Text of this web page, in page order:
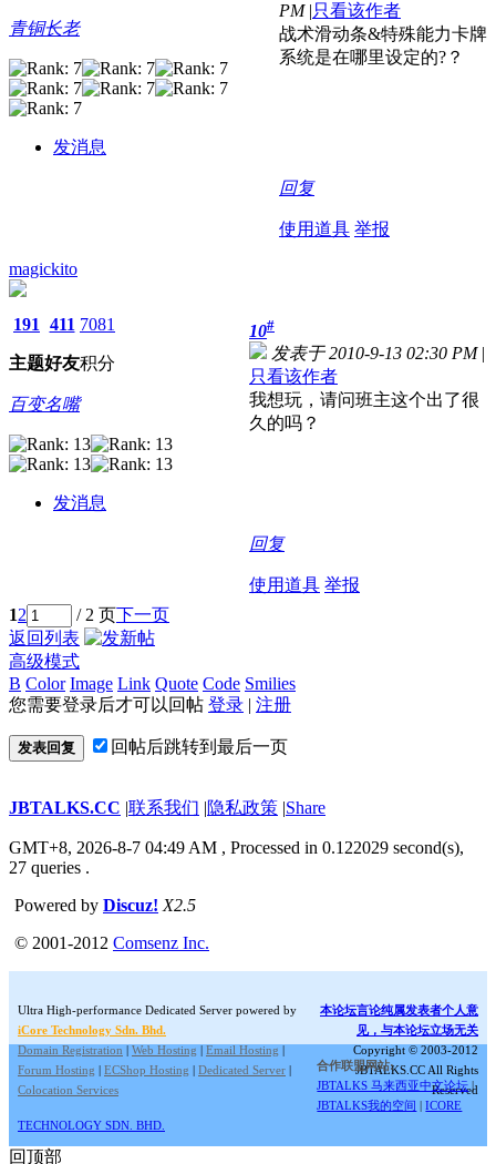
青铜长老
发消息
PM |只看该作者
战术滑动条&特殊能力卡牌
系统是在哪里设定的?？
回复
使用道具 举报
magickito
191
主题
411
好友
7081
积分
百变名嘴
发消息
10#
发表于 2010-9-13 02:30 PM |
只看该作者
我想玩，请问班主这个出了很
久的吗？
回复
使用道具 举报
12 / 2 页下一页
返回列表
高级模式
B Color Image Link Quote Code Smilies
您需要登录后才可以回帖 登录 | 注册
发表回复 回帖后跳转到最后一页
JBTALKS.CC |联系我们 |隐私政策 |Share
GMT+8, 2026-8-7 04:49 AM , Processed in 0.122029 second(s),
27 queries .
Powered by Discuz! X2.5
© 2001-2012 Comsenz Inc.
Ultra High-performance Dedicated Server powered by
iCore Technology Sdn. Bhd.
Domain Registration | Web Hosting | Email Hosting |
Forum Hosting | ECShop Hosting | Dedicated Server |
Colocation Services
本论坛言论纯属发表者个人意
见，与本论坛立场无关
Copyright © 2003-2012
JBTALKS.CC All Rights
Reserved
合作联盟网站:
JBTALKS 马来西亚中文论坛 |
JBTALKS我的空间 |ICORE
TECHNOLOGY SDN. BHD.
回顶部